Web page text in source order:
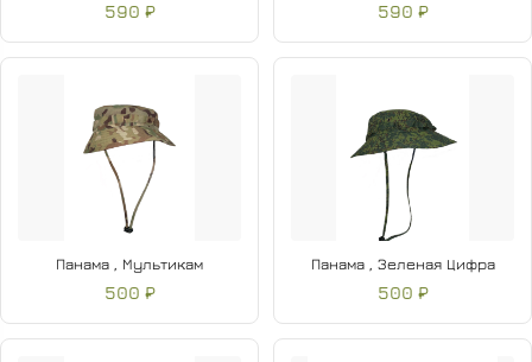
590 ₽ 590 ₽
Панама , Мультикам
500 ₽
Панама , Зеленая Цифра
500 ₽